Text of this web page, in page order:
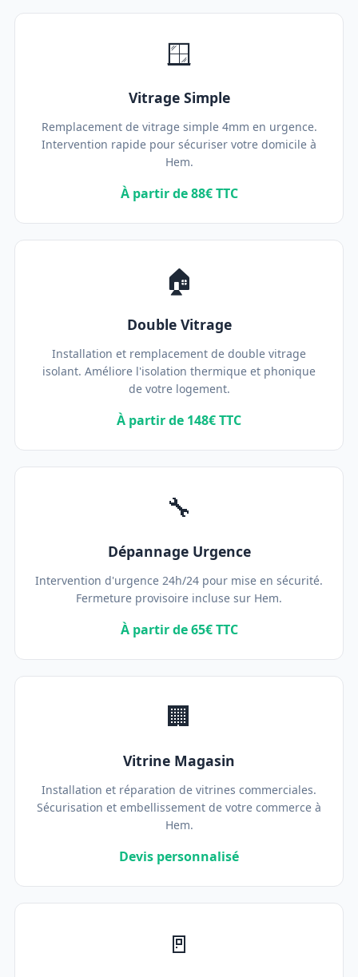
🪟
Vitrage Simple
Remplacement de vitrage simple 4mm en urgence.
Intervention rapide pour sécuriser votre domicile à
Hem.
À partir de 88€ TTC
🏠
Double Vitrage
Installation et remplacement de double vitrage
isolant. Améliore l'isolation thermique et phonique
de votre logement.
À partir de 148€ TTC
🔧
Dépannage Urgence
Intervention d'urgence 24h/24 pour mise en sécurité.
Fermeture provisoire incluse sur Hem.
À partir de 65€ TTC
🏢
Vitrine Magasin
Installation et réparation de vitrines commerciales.
Sécurisation et embellissement de votre commerce à
Hem.
Devis personnalisé
🚪